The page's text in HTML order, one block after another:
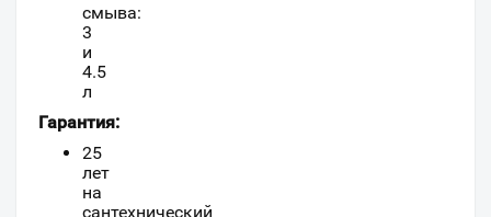
смыва:
3
и
4.5
л
Гарантия:
25
лет
на
сантехнический